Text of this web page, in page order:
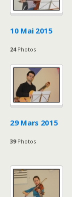
10 Mai 2015
24Photos
29 Mars 2015
39Photos